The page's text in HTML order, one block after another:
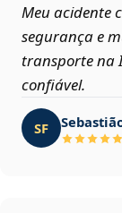
Meu acidente
segurança e
transporte na
confiável.
SF